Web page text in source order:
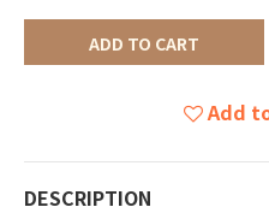
ADD TO CART
Add
DESCRIPTION